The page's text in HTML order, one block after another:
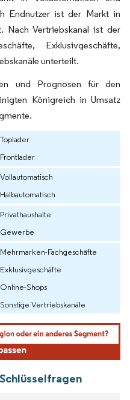
Endnutzer ist der Markt in
Nach Vertriebskanal ist der
Exklusivgeschäfte,
unterteilt.
und Prognosen für den
Königreich in Umsatz
Toplader
Frontlader
Vollautomatisch
Halbautomatisch
Privathaushalte
Gewerbe
Mehrmarken-Fachgeschäfte
Exklusivgeschäfte
Online-Shops
Sonstige Vertriebskanäle